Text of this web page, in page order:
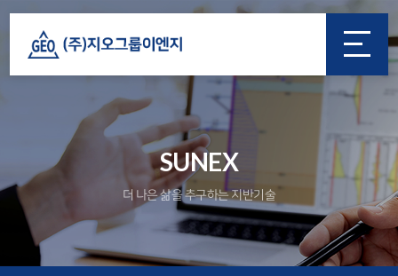
SUNEX
더 나은 삶을 추구하는 지반기술